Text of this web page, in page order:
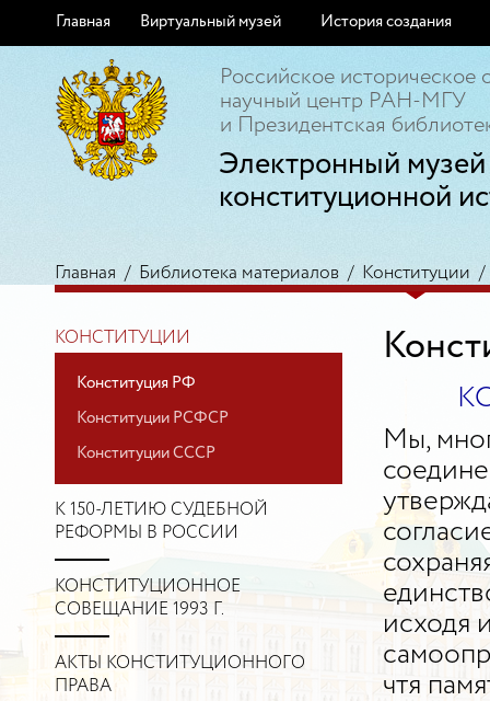
Главная Виртуальный музей История создания
Российское историческое
научный центр РАН-МГУ
и Президентская
Электронный музей
конституционной
Главная / Библиотека материалов / Конституции
КОНСТИТУЦИИ
Конституция РФ
Конституции РСФСР
Конституции СССР
К 150-ЛЕТИЮ СУДЕБНОЙ
РЕФОРМЫ В РОССИИ
КОНСТИТУЦИОННОЕ
СОВЕЩАНИЕ 1993 Г.
АКТЫ КОНСТИТУЦИОННОГО
ПРАВА
Мы,
исходя
чтя